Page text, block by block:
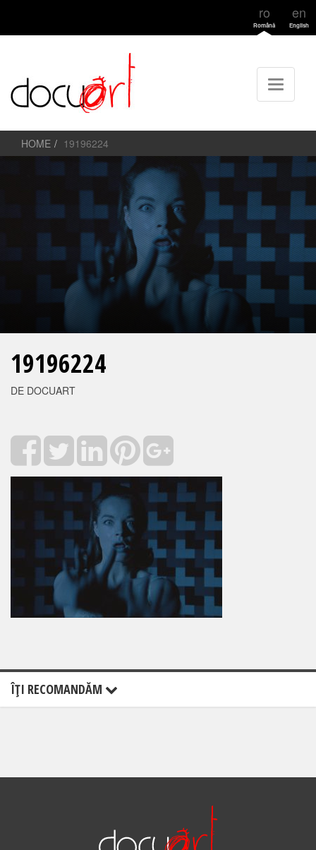
ro
Română
en
English
HOME 19196224
19196224
DE DOCUART
ÎŢI RECOMANDĂM